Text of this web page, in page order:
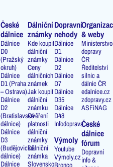
České
dálnice
Dálnice
D0
(Pražský
okruh)
Dálnice
D1 (Praha
– Ostrava)
Dálnice
D2
(Bratislavská
dálnice)
Dálnice
D3
(Budějovická
dálnice)
Dálnice
Dálniční
známky
Kde koupit
dálniční
známky
Ceny
dálničních
známek
Jak koupit
dálniční
známku
Ověření
platnosti
dálniční
známky
Dálniční
známka
Slovensko
Dopravní
nehody
Dálnice
D1
Dálnice
D2
Dálnice
D7
Dálnice
D35
Dálnice
D48
Infodoprava
Výmoly
Youtube
Výmoly.cz
Bronco
& weby
Ministerstvo
dopravy
ČR
Ředitelství
silnic a
dálnic ČR
edalnice.cz
zdopravy.cz
ASFiNAG
České
dálnice
fórum
Dopravní
info &